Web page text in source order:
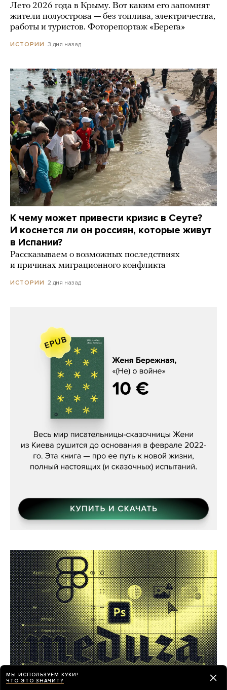
Лето 2026 года в Крыму. Вот каким его запомнят
жители полуострова — без топлива, электричества,
работы и туристов. Фоторепортаж «Берега»
ИСТОРИИ 3 дня назад
К чему может привести кризис в Сеуте?
И коснется ли он россиян, которые живут
в Испании?
Рассказываем о возможных последствиях
и причинах миграционного конфликта
ИСТОРИИ 2 дня назад
Женя Бережная, «(Не) о войне»
МЫ ИСПОЛЬЗУЕМ КУКИ!
ЧТО ЭТО ЗНАЧИТ?